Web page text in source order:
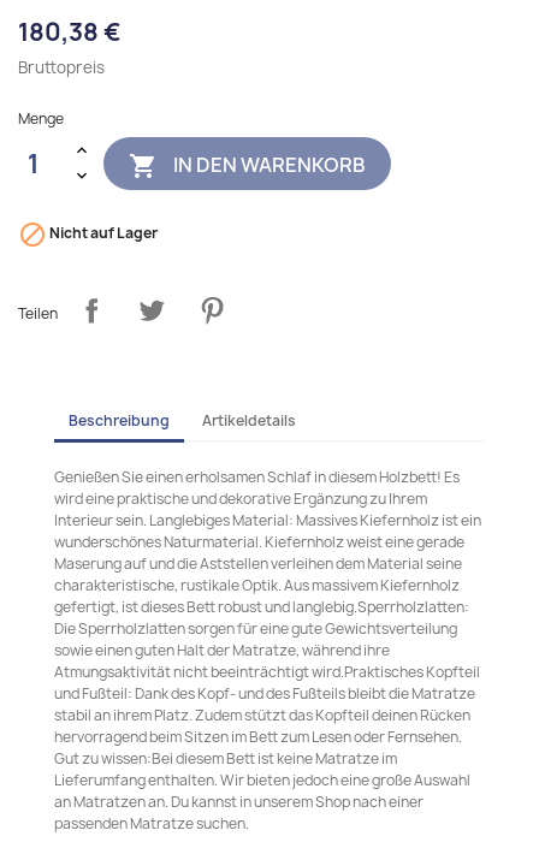
180,38 €
Bruttopreis
Menge
 IN DEN WARENKORB
 Nicht auf Lager
Teilen
Beschreibung Artikeldetails
Genießen Sie einen erholsamen Schlaf in diesem Holzbett! Es
wird eine praktische und dekorative Ergänzung zu Ihrem
Interieur sein. Langlebiges Material: Massives Kiefernholz ist ein
wunderschönes Naturmaterial. Kiefernholz weist eine gerade
Maserung auf und die Aststellen verleihen dem Material seine
charakteristische, rustikale Optik. Aus massivem Kiefernholz
gefertigt, ist dieses Bett robust und langlebig.Sperrholzlatten:
Die Sperrholzlatten sorgen für eine gute Gewichtsverteilung
sowie einen guten Halt der Matratze, während ihre
Atmungsaktivität nicht beeinträchtigt wird.Praktisches Kopfteil
und Fußteil: Dank des Kopf- und des Fußteils bleibt die Matratze
stabil an ihrem Platz. Zudem stützt das Kopfteil deinen Rücken
hervorragend beim Sitzen im Bett zum Lesen oder Fernsehen.
Gut zu wissen:Bei diesem Bett ist keine Matratze im
Lieferumfang enthalten. Wir bieten jedoch eine große Auswahl
an Matratzen an. Du kannst in unserem Shop nach einer
passenden Matratze suchen.